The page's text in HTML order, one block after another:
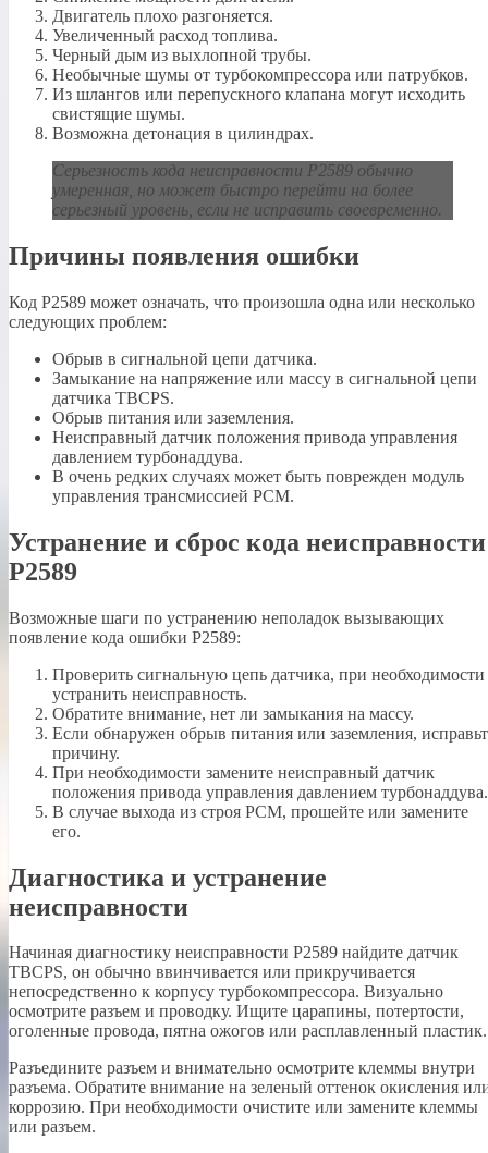
Двигатель плохо разгоняется.
Увеличенный расход топлива.
Черный дым из выхлопной трубы.
Необычные шумы от турбокомпрессора или патрубков.
Из шлангов или перепускного клапана могут исходить
свистящие шумы.
Возможна детонация в цилиндрах.
Серьезность кода неисправности P2589 обычно
умеренная, но может быстро перейти на более
серьезный уровень, если не исправить своевременно.
Причины появления ошибки
Код P2589 может означать, что произошла одна или несколько
следующих проблем:
Обрыв в сигнальной цепи датчика.
Замыкание на напряжение или массу в сигнальной цепи
датчика TBCPS.
Обрыв питания или заземления.
Неисправный датчик положения привода управления
давлением турбонаддува.
В очень редких случаях может быть поврежден модуль
управления трансмиссией PCM.
Устранение и сброс кода неисправности
P2589
Возможные шаги по устранению неполадок вызывающих
появление кода ошибки P2589:
Проверить сигнальную цепь датчика, при необходимости
устранить неисправность.
Обратите внимание, нет ли замыкания на массу.
Если обнаружен обрыв питания или заземления,
причину.
При необходимости замените неисправный датчик
положения привода управления давлением турбонаддува.
В случае выхода из строя PCM, прошейте или замените
его.
Диагностика и устранение
неисправности
Начиная диагностику неисправности P2589 найдите датчик
TBCPS, он обычно ввинчивается или прикручивается
непосредственно к корпусу турбокомпрессора. Визуально
осмотрите разъем и проводку. Ищите царапины, потертости,
оголенные провода, пятна ожогов или расплавленный пластик.
Разъедините разъем и внимательно осмотрите клеммы внутри
разъема. Обратите внимание на зеленый оттенок окисления
коррозию. При необходимости очистите или замените клеммы
или разъем.